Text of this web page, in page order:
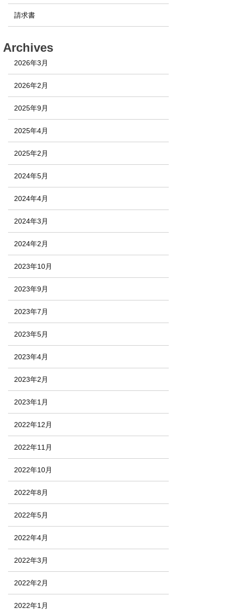
請求書
Archives
2026年3月
2026年2月
2025年9月
2025年4月
2025年2月
2024年5月
2024年4月
2024年3月
2024年2月
2023年10月
2023年9月
2023年7月
2023年5月
2023年4月
2023年2月
2023年1月
2022年12月
2022年11月
2022年10月
2022年8月
2022年5月
2022年4月
2022年3月
2022年2月
2022年1月